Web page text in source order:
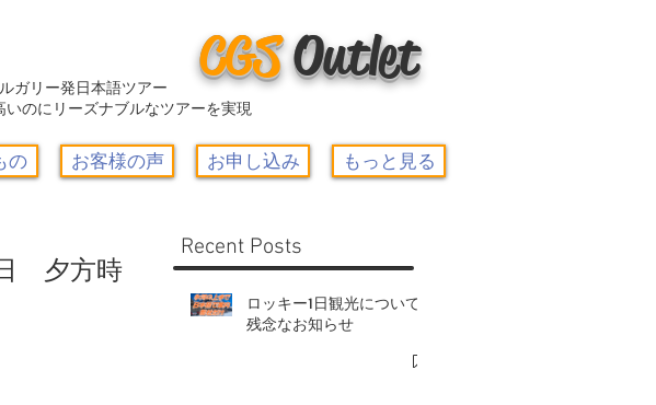
CGSOutlet
ガリー発日本語ツアー
いのにリーズナブルなツアーを実現
の お客様の声 お申し込み もっと見る
夕方時
Recent Posts
ロッキー1日観光について-
残念なお知らせ